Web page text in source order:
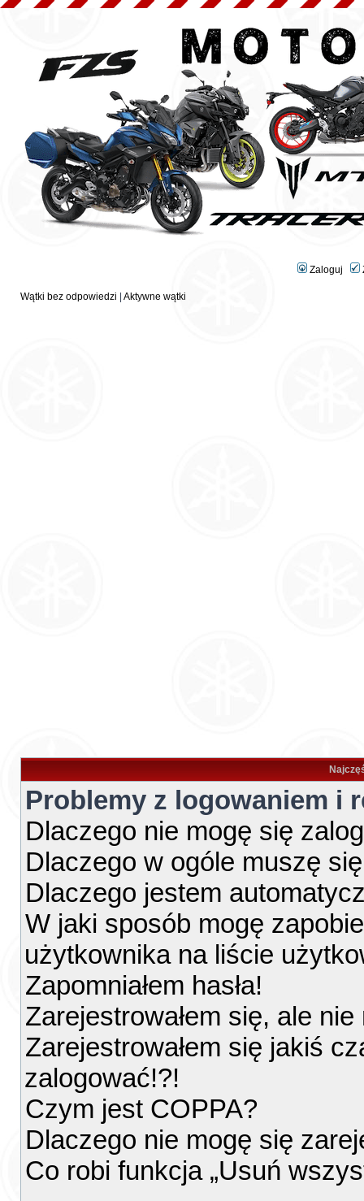
Zaloguj
Wątki bez odpowiedzi Aktywne wątki
Problemy z logowaniem i
Dlaczego nie mogę się
Dlaczego w ogóle muszę
Dlaczego jestem
W jaki sposób mogę
użytkownika na liście
Zapomniałem hasła!
Zarejestrowałem się, ale
Zarejestrowałem się jakiś
zalogować!?!
Czym jest COPPA?
Dlaczego nie mogę się
Co robi funkcja „Usuń